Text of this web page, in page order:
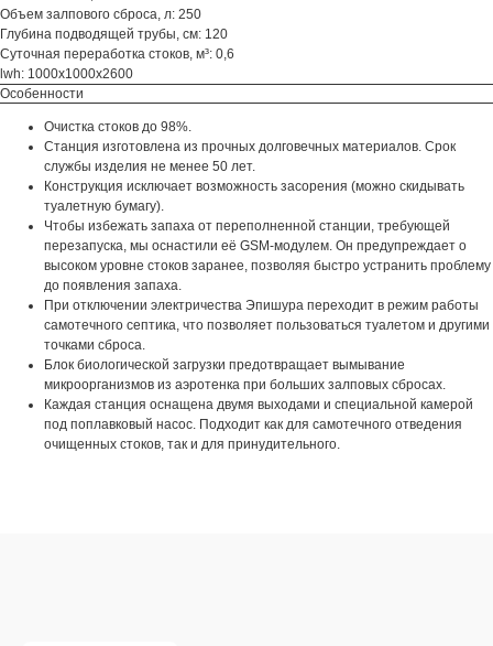
Объем залпового сброса, л: 250
Глубина подводящей трубы, см: 120
Суточная переработка стоков, м³: 0,6
lwh: 1000x1000x2600
Особенности
Очистка стоков до 98%.
Станция изготовлена из прочных долговечных материалов. Срок
службы изделия не менее 50 лет.
Конструкция исключает возможность засорения (можно скидывать
туалетную бумагу).
Чтобы избежать запаха от переполненной станции, требующей
перезапуска, мы оснастили её GSM-модулем. Он предупреждает о
высоком уровне стоков заранее, позволяя быстро устранить проблему
до появления запаха.
При отключении электричества Эпишура переходит в режим работы
самотечного септика, что позволяет пользоваться туалетом и другими
точками сброса.
Блок биологической загрузки предотвращает вымывание
микроорганизмов из аэротенка при больших залповых сбросах.
Каждая станция оснащена двумя выходами и специальной камерой
под поплавковый насос. Подходит как для самотечного отведения
очищенных стоков, так и для принудительного.